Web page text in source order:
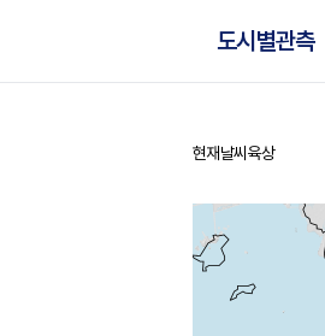
도시별관측
홈
현재날씨 육상